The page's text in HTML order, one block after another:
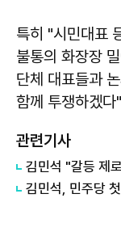
특히 "시민대표
불통의 화장장
단체 대표들과
함께 투쟁하겠
관련기사
김민석, 민주당